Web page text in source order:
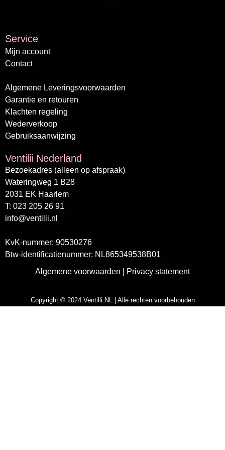
Service
Mijn account
Contact
Algemene Leveringsvoorwaarden
Garantie en retouren
Klachten regeling
Wederverkoop
Gebruiksaanwijzing
Ventilii Nederland
Bezoekadres (alleen op afspraak)
Wateringweg 1 B28
2031 EK Haarlem
T: 023 205 26 91
info@ventilii.nl
KvK-nummer: 90530276
Btw-identificatienummer: NL865349538B01
Algemene voorwaarden
Privacy statement
Copyright © 2024 Ventilli NL | Alle rechten voorbehouden